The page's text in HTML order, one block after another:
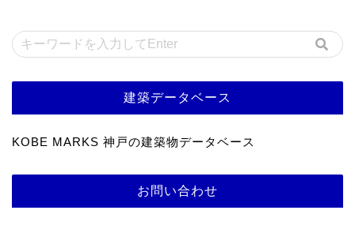
建築データベース
KOBE MARKS 神戸の建築物データベース
お問い合わせ